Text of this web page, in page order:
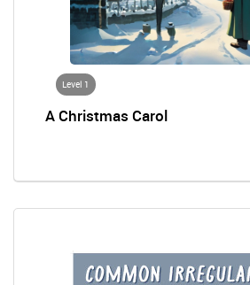
Level 1
A Christmas Carol